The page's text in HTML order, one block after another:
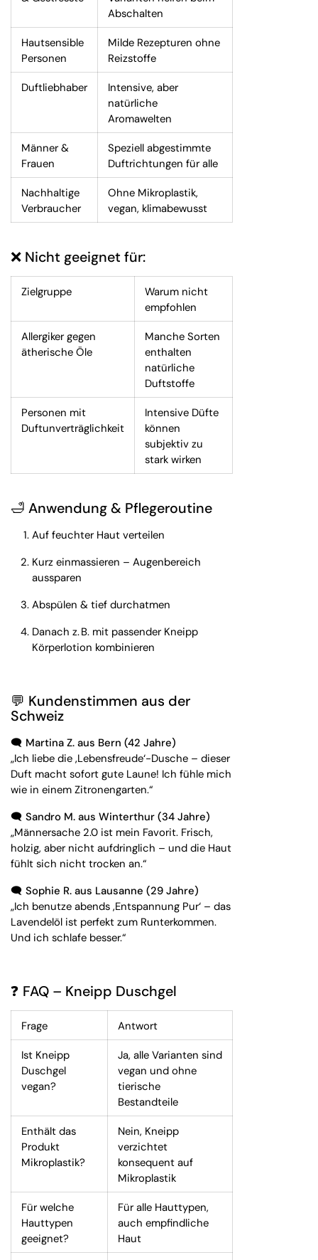
Abschalten
Hautsensible
Personen
Milde Rezepturen ohne
Reizstoffe
Duftliebhaber
Intensive, aber
natürliche
Aromawelten
Männer &
Frauen
Speziell abgestimmte
Duftrichtungen für alle
Nachhaltige
Verbraucher
Ohne Mikroplastik,
vegan, klimabewusst
❌ Nicht geeignet für:
Zielgruppe
Warum nicht
empfohlen
Allergiker gegen
ätherische Öle
Manche Sorten
enthalten
natürliche
Duftstoffe
Personen mit
Duftunverträglichkeit
Intensive Düfte
können
subjektiv zu
stark wirken
🛁 Anwendung & Pflegeroutine
Auf feuchter Haut verteilen
Kurz einmassieren – Augenbereich
aussparen
Abspülen & tief durchatmen
Danach z. B. mit passender Kneipp
Körperlotion kombinieren
💬 Kundenstimmen aus der
Schweiz
🗨️ Martina Z. aus Bern (42 Jahre)
„Ich liebe die ‚Lebensfreude‘-Dusche – dieser
Duft macht sofort gute Laune! Ich fühle mich
wie in einem Zitronengarten.“
🗨️ Sandro M. aus Winterthur (34 Jahre)
„Männersache 2.0 ist mein Favorit. Frisch,
holzig, aber nicht aufdringlich – und die Haut
fühlt sich nicht trocken an.“
🗨️ Sophie R. aus Lausanne (29 Jahre)
„Ich benutze abends ‚Entspannung Pur‘ – das
Lavendelöl ist perfekt zum Runterkommen.
Und ich schlafe besser.“
❓ FAQ – Kneipp Duschgel
Frage Antwort
Ist Kneipp
Duschgel
vegan?
Ja, alle Varianten sind
vegan und ohne
tierische
Bestandteile
Enthält das
Produkt
Mikroplastik?
Nein, Kneipp
verzichtet
konsequent auf
Mikroplastik
Für welche
Hauttypen
geeignet?
Für alle Hauttypen,
auch empfindliche
Haut